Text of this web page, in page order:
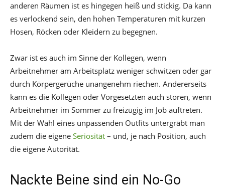
anderen Räumen ist es hingegen heiß und stickig. Da kann
es verlockend sein, den hohen Temperaturen mit kurzen
Hosen, Röcken oder Kleidern zu begegnen.
Zwar ist es auch im Sinne der Kollegen, wenn
Arbeitnehmer am Arbeitsplatz weniger schwitzen oder gar
durch Körpergerüche unangenehm riechen. Andererseits
kann es die Kollegen oder Vorgesetzten auch stören, wenn
Arbeitnehmer im Sommer zu freizügig im Job auftreten.
Mit der Wahl eines unpassenden Outfits untergräbt man
zudem die eigene Seriosität – und, je nach Position, auch
die eigene Autorität.
Nackte Beine sind ein No-Go